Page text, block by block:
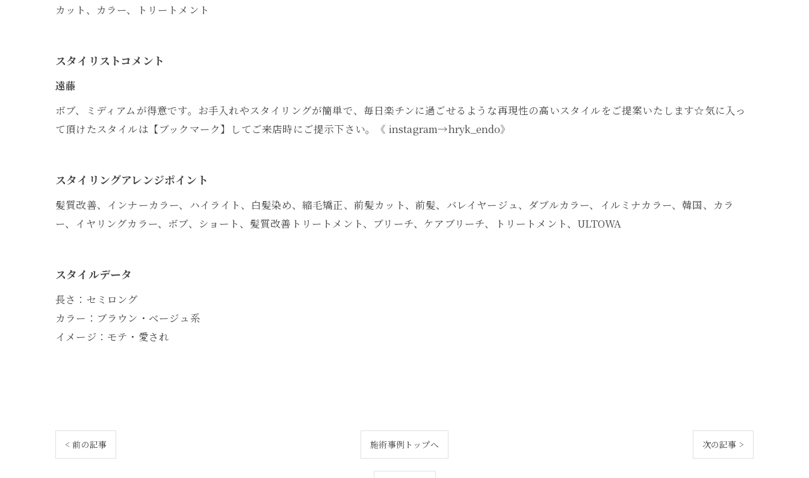
カット、カラー、トリートメント
スタイリストコメント
遠藤
ボブ、ミディアムが得意です。お手入れやスタイリングが簡単で、毎日楽チンに過ごせるような再現性の高いスタイルをご提案いたします☆気に入っ
て頂けたスタイルは【ブックマーク】してご来店時にご提示下さい。《 instagram→hryk_endo》
スタイリングアレンジポイント
髪質改善、インナーカラー、ハイライト、白髪染め、縮毛矯正、前髪カット、前髪、バレイヤージュ、ダブルカラー、イルミナカラー、韓国、カラ
ー、イヤリングカラー、ボブ、ショート、髪質改善トリートメント、ブリーチ、ケアブリーチ、トリートメント、ULTOWA
スタイルデータ
長さ：セミロング
カラー：ブラウン・ベージュ系
イメージ：モテ・愛され
< 前の記事 施術事例トップへ 次の記事 >